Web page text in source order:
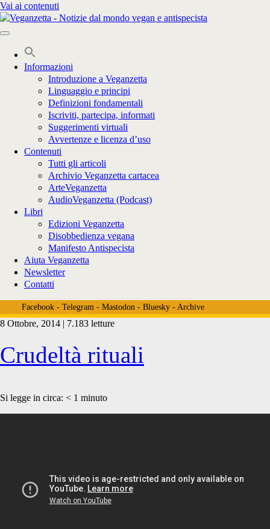
Vai ai contenuti
Informazioni
Introduzione a Veganzetta
Linguaggio e principi
Definizioni fondamentali
Iscriviti, partecipa, informati
Suggerimenti virtuali
Avvertenze e licenza d’uso
Contenuti
Tutti gli articoli
Archivio Veganzetta cartacea
ArteVeganzetta
AudioVeganzetta (Podcast)
Libri
Edizioni Veganzetta
Disobbedienza vegana
Manifesto Antispecista
Aiuta Veganzetta
Newsletter
Contatti
Facebook- Telegram- Mastodon- Bluesky- Archive
Tag:
<span>macelli
italia</span>
8 Ottobre, 2014 | 7.183 letture
Crudeltà rituali
Si legge in circa: < 1 minuto